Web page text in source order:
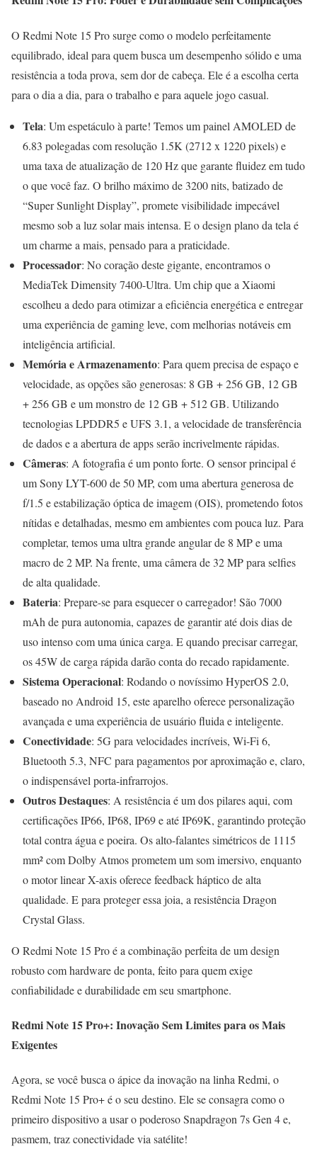
O Redmi Note 15 Pro surge como o modelo perfeitamente
equilibrado, ideal para quem busca um desempenho sólido e uma
resistência a toda prova, sem dor de cabeça. Ele é a escolha certa
para o dia a dia, para o trabalho e para aquele jogo casual.
Tela: Um espetáculo à parte! Temos um painel AMOLED de
6.83 polegadas com resolução 1.5K (2712 x 1220 pixels) e
uma taxa de atualização de 120 Hz que garante fluidez em tudo
o que você faz. O brilho máximo de 3200 nits, batizado de
“Super Sunlight Display”, promete visibilidade impecável
mesmo sob a luz solar mais intensa. E o design plano da tela é
um charme a mais, pensado para a praticidade.
Processador: No coração deste gigante, encontramos o
MediaTek Dimensity 7400-Ultra. Um chip que a Xiaomi
escolheu a dedo para otimizar a eficiência energética e entregar
uma experiência de gaming leve, com melhorias notáveis em
inteligência artificial.
Memória e Armazenamento: Para quem precisa de espaço e
velocidade, as opções são generosas: 8 GB + 256 GB, 12 GB
+ 256 GB e um monstro de 12 GB + 512 GB. Utilizando
tecnologias LPDDR5 e UFS 3.1, a velocidade de transferência
de dados e a abertura de apps serão incrivelmente rápidas.
Câmeras: A fotografia é um ponto forte. O sensor principal é
um Sony LYT-600 de 50 MP, com uma abertura generosa de
f/1.5 e estabilização óptica de imagem (OIS), prometendo fotos
nítidas e detalhadas, mesmo em ambientes com pouca luz. Para
completar, temos uma ultra grande angular de 8 MP e uma
macro de 2 MP. Na frente, uma câmera de 32 MP para selfies
de alta qualidade.
Bateria: Prepare-se para esquecer o carregador! São 7000
mAh de pura autonomia, capazes de garantir até dois dias de
uso intenso com uma única carga. E quando precisar carregar,
os 45W de carga rápida darão conta do recado rapidamente.
Sistema Operacional: Rodando o novíssimo HyperOS 2.0,
baseado no Android 15, este aparelho oferece personalização
avançada e uma experiência de usuário fluida e inteligente.
Conectividade: 5G para velocidades incríveis, Wi-Fi 6,
Bluetooth 5.3, NFC para pagamentos por aproximação e, claro,
o indispensável porta-infrarrojos.
Outros Destaques: A resistência é um dos pilares aqui, com
certificações IP66, IP68, IP69 e até IP69K, garantindo proteção
total contra água e poeira. Os alto-falantes simétricos de 1115
mm² com Dolby Atmos prometem um som imersivo, enquanto
o motor linear X-axis oferece feedback háptico de alta
qualidade. E para proteger essa joia, a resistência Dragon
Crystal Glass.
O Redmi Note 15 Pro é a combinação perfeita de um design
robusto com hardware de ponta, feito para quem exige
confiabilidade e durabilidade em seu smartphone.
Redmi Note 15 Pro+: Inovação Sem Limites para os Mais
Exigentes
Agora, se você busca o ápice da inovação na linha Redmi, o
Redmi Note 15 Pro+ é o seu destino. Ele se consagra como o
primeiro dispositivo a usar o poderoso Snapdragon 7s Gen 4 e,
pasmem, traz conectividade via satélite!